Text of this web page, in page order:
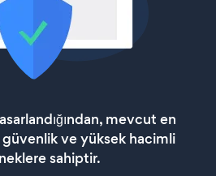
mevcut en
ve yüksek hacimli
sahiptir.